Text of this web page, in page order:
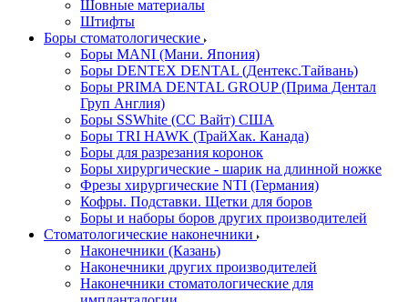
Шовные материалы
Штифты
Боры стоматологические
Боры MANI (Мани. Япония)
Боры DENTEX DENTAL (Дентекс.Тайвань)
Боры PRIMA DENTAL GROUP (Прима Дентал
Груп Англия)
Боры SSWhite (СС Вайт) США
Боры TRI HAWK (ТрайХак. Канада)
Боры для разрезания коронок
Боры хирургические - шарик на длинной ножке
Фрезы хирургические NTI (Германия)
Кофры. Подставки. Щетки для боров
Боры и наборы боров других производителей
Стоматологические наконечники
Наконечники (Казань)
Наконечники других производителей
Наконечники стоматологические для